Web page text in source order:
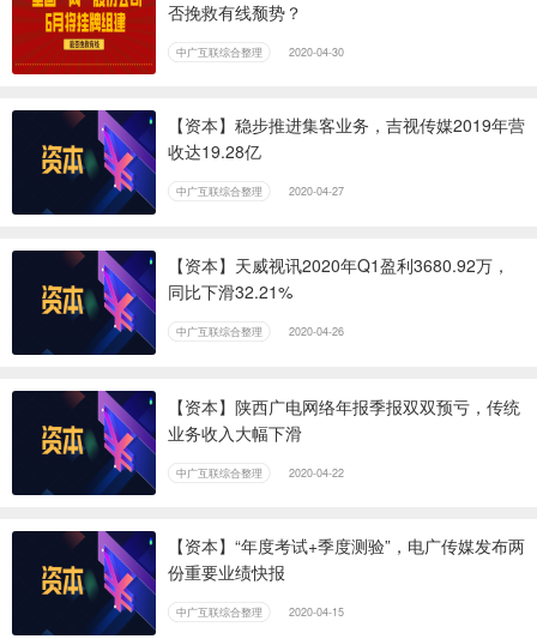
否挽救有线颓势？
中广互联综合整理 2020-04-30
【资本】稳步推进集客业务，吉视传媒2019年营
收达19.28亿
中广互联综合整理 2020-04-27
【资本】天威视讯2020年Q1盈利3680.92万，
同比下滑32.21%
中广互联综合整理 2020-04-26
【资本】陕西广电网络年报季报双双预亏，传统
业务收入大幅下滑
中广互联综合整理 2020-04-22
【资本】“年度考试+季度测验”，电广传媒发布两
份重要业绩快报
中广互联综合整理 2020-04-15